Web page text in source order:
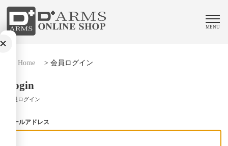
MENU
Home > 会員ログイン
Login
会員ログイン
メールアドレス
×